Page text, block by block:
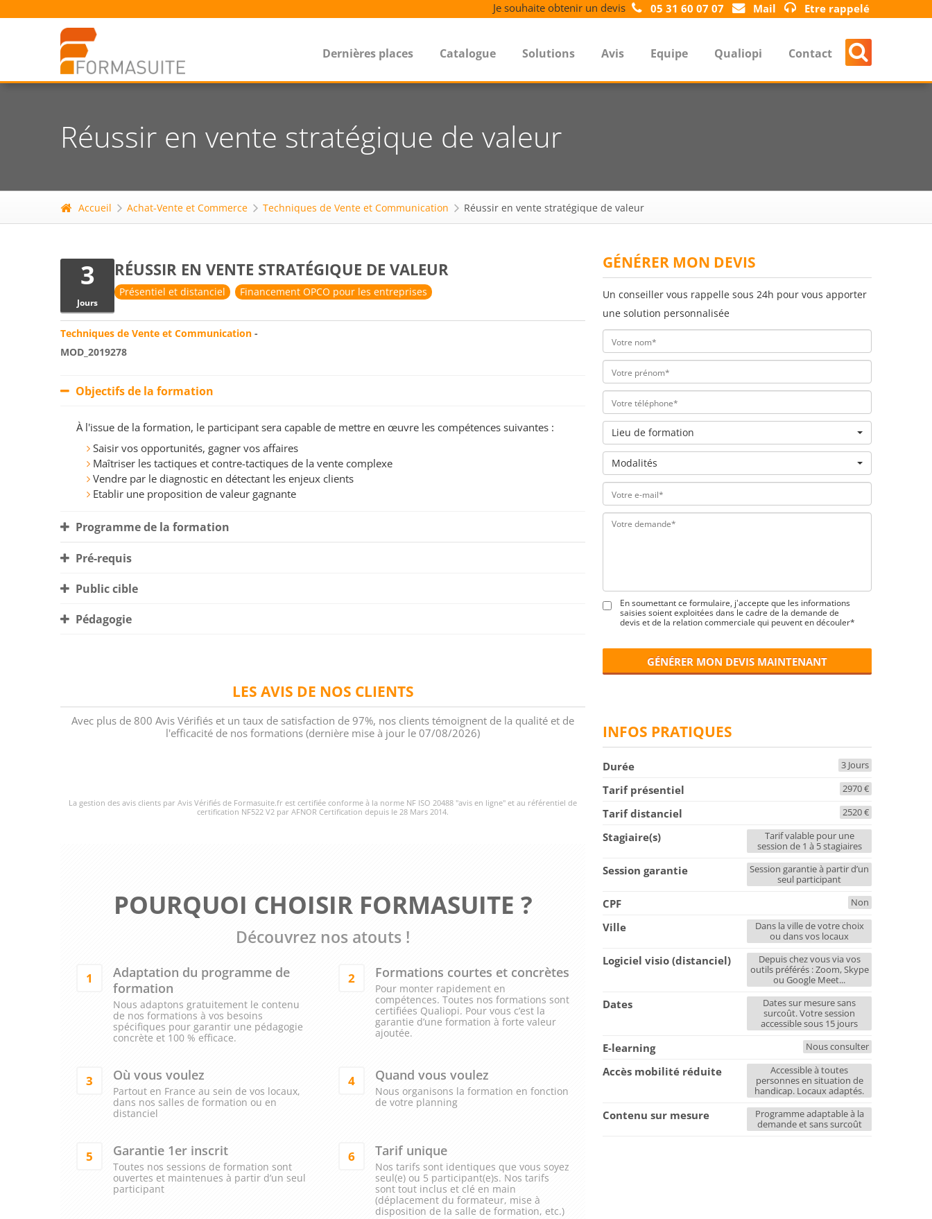
Je souhaite obtenir un devis 05 31 60 07 07 Mail Etre rappelé
Dernières places Catalogue Solutions Avis Equipe Qualiopi Contact
Réussir en vente stratégique de valeur
Accueil Achat-Vente et Commerce Techniques de Vente et Communication Réussir en vente stratégique de valeur
3
Jours
RÉUSSIR EN VENTE STRATÉGIQUE DE VALEUR
Présentiel et distanciel Financement OPCO pour les entreprises
Techniques de Vente et Communication -
MOD_2019278
Objectifs de la formation
À l'issue de la formation, le participant sera capable de mettre en œuvre les compétences suivantes :
Saisir vos opportunités, gagner vos affaires
Maîtriser les tactiques et contre-tactiques de la vente complexe
Vendre par le diagnostic en détectant les enjeux clients
Etablir une proposition de valeur gagnante
Programme de la formation
Pré-requis
Public cible
Pédagogie
LES AVIS DE NOS CLIENTS
Avec plus de 800 Avis Vérifiés et un taux de satisfaction de 97%, nos clients témoignent de la qualité et de
l'efficacité de nos formations (dernière mise à jour le 07/08/2026)
La gestion des avis clients par Avis Vérifiés de Formasuite.fr est certifiée conforme à la norme NF ISO 20488 "avis en ligne" et au référentiel de
certification NF522 V2 par AFNOR Certification depuis le 28 Mars 2014.
POURQUOI CHOISIR FORMASUITE ?
Découvrez nos atouts !
1
Adaptation du programme de
formation
Nous adaptons gratuitement le contenu
de nos formations à vos besoins
spécifiques pour garantir une pédagogie
concrète et 100 % efficace.
2 Formations courtes et concrètes
Pour monter rapidement en
compétences. Toutes nos formations sont
certifiées Qualiopi. Pour vous c’est la
garantie d’une formation à forte valeur
ajoutée.
3 Où vous voulez
Partout en France au sein de vos locaux,
dans nos salles de formation ou en
distanciel
4 Quand vous voulez
Nous organisons la formation en fonction
de votre planning
5 Garantie 1er inscrit
Toutes nos sessions de formation sont
ouvertes et maintenues à partir d’un seul
participant
6 Tarif unique
Nos tarifs sont identiques que vous soyez
seul(e) ou 5 participant(e)s. Nos tarifs
sont tout inclus et clé en main
(déplacement du formateur, mise à
disposition de la salle de formation, etc.)
GÉNÉRER MON DEVIS
Un conseiller vous rappelle sous 24h pour vous apporter
une solution personnalisée
Lieu de formation
Modalités
En soumettant ce formulaire, j'accepte que les informations
saisies soient exploitées dans le cadre de la demande de
devis et de la relation commerciale qui peuvent en découler*
GÉNÉRER MON DEVIS MAINTENANT
INFOS PRATIQUES
Durée 3 Jours
Tarif présentiel 2970 €
Tarif distanciel 2520 €
Stagiaire(s)
Tarif valable pour une
session de 1 à 5 stagiaires
Session garantie
Session garantie à partir d’un
seul participant
CPF Non
Ville
Dans la ville de votre choix
ou dans vos locaux
Logiciel visio (distanciel)
Depuis chez vous via vos
outils préférés : Zoom, Skype
ou Google Meet...
Dates
Dates sur mesure sans
surcoût. Votre session
accessible sous 15 jours
E-learning Nous consulter
Accès mobilité réduite
Accessible à toutes
personnes en situation de
handicap. Locaux adaptés.
Contenu sur mesure
Programme adaptable à la
demande et sans surcoût